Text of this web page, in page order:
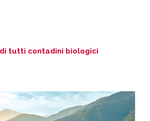
tutti contadini biologici